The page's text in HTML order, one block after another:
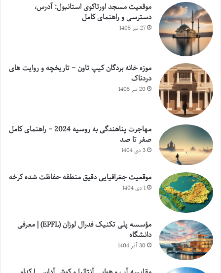
موقعیت مسجد اورتاکوی استانبول: آدرس،
دسترسی و راهنمای کامل
27 تیر 1405
موزه خانه بردگان کیپ تاون – تاریخچه و روایت های
دردناک
20 تیر 1405
مهاجرت پناهندگی به روسیه 2024 – راهنمای کامل
صفر تا صد
3 دی 1404
موقعیت جغرافیایی دقیق منطقه حفاظت شده کرخه
1 دی 1404
مؤسسه پلی تکنیک فدرال لوزان (EPFL) | معرفی
دانشگاه
30 آذر 1404